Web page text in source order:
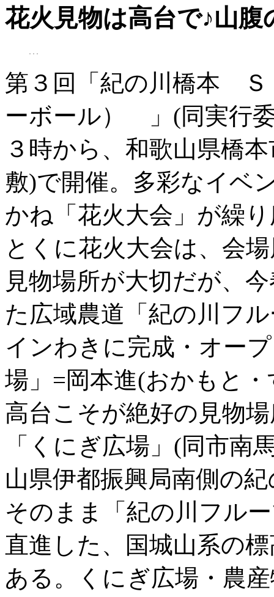
花火見物は高台で♪山
第３回「紀の川橋本
ーボール） 」(同実行
３時から、和歌山県橋
敷)で開催。多彩なイベ
かね「花火大会」が繰
とくに花火大会は、会
見物場所が大切だが、
た広域農道「紀の川フ
インわきに完成・オー
場」=岡本進(おかもと
高台こそが絶好の見物
「くにぎ広場」(同市南
山県伊都振興局南側の
そのまま「紀の川フル
直進した、国城山系の
ある。くにぎ広場・農